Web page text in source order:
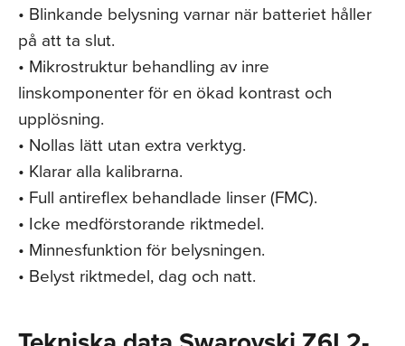
• Blinkande belysning varnar när batteriet håller
på att ta slut.
• Mikrostruktur behandling av inre
linskomponenter för en ökad kontrast och
upplösning.
• Nollas lätt utan extra verktyg.
• Klarar alla kalibrarna.
• Full antireflex behandlade linser (FMC).
• Icke medförstorande riktmedel.
• Minnesfunktion för belysningen.
• Belyst riktmedel, dag och natt.